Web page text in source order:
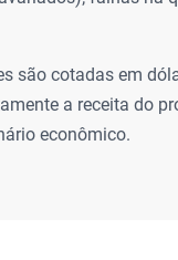
são cotadas em
a receita do
econômico.